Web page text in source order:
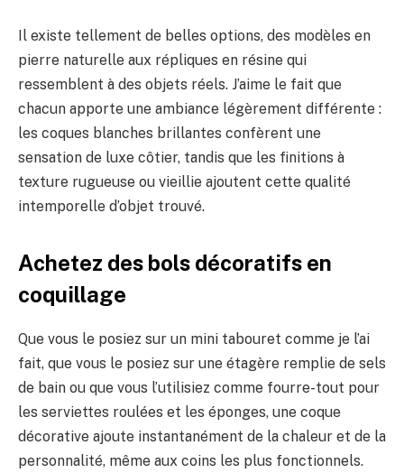
Il existe tellement de belles options, des modèles en
pierre naturelle aux répliques en résine qui
ressemblent à des objets réels. J’aime le fait que
chacun apporte une ambiance légèrement différente :
les coques blanches brillantes confèrent une
sensation de luxe côtier, tandis que les finitions à
texture rugueuse ou vieillie ajoutent cette qualité
intemporelle d’objet trouvé.
Achetez des bols décoratifs en
coquillage
Que vous le posiez sur un mini tabouret comme je l’ai
fait, que vous le posiez sur une étagère remplie de sels
de bain ou que vous l’utilisiez comme fourre-tout pour
les serviettes roulées et les éponges, une coque
décorative ajoute instantanément de la chaleur et de la
personnalité, même aux coins les plus fonctionnels.